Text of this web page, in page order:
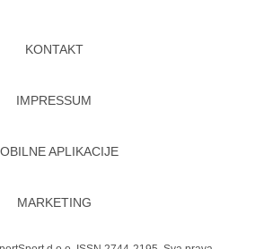
KONTAKT
IMPRESSUM
APLIKACIJE
MARKETING